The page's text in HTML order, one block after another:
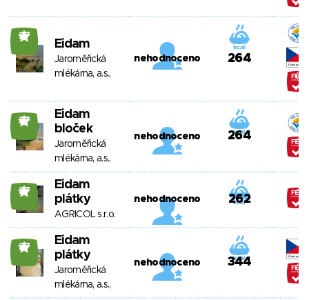
27
Eidam
Jaroměřická
mlékárna, a.s.,
nehodnoceno 264
27
Eidam
bloček
Jaroměřická
mlékárna, a.s.,
nehodnoceno 264
27
Eidam
plátky
AGRICOL s.r.o.
nehodnoceno 262
27
Eidam
plátky
Jaroměřická
mlékárna, a.s.,
nehodnoceno 344